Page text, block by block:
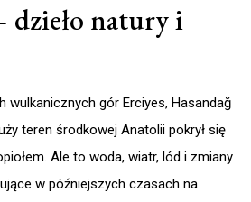
dzieło natury i
wulkanicznych gór Erciyes, Hasandağ
teren środkowej Anatolii pokrył się
Ale to woda, wiatr, lód i zmiany
w późniejszych czasach na